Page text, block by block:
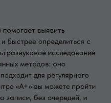
выявить
быстрее определиться с
исследование
методов: оно
для регулярного
«А+» вы можете пройти
без очередей, и